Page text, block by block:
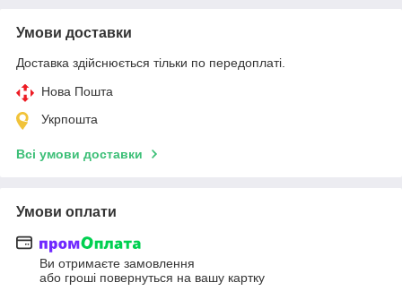
Умови доставки
Доставка здійснюється тільки по передоплаті.
Нова Пошта
Укрпошта
Всі умови доставки
Умови оплати
Ви отримаєте замовлення
або гроші повернуться на вашу картку